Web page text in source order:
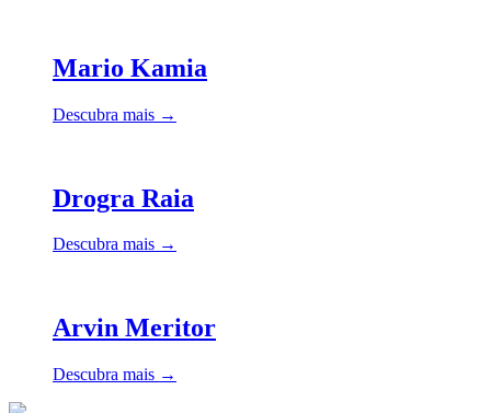
Mario Kamia
Descubra mais →
Drogra Raia
Descubra mais →
Arvin Meritor
Descubra mais →